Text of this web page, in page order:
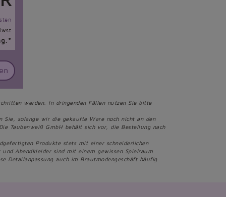
werden. In dringenden Fällen nutzen Sie bitte
solange wir die gekaufte Ware noch nicht an den
Taubenweiß GmbH behält sich vor, die Bestellung nach
Produkte stets mit einer schneiderlichen
Abendkleider sind mit einem gewissen Spielraum
Detailanpassung auch im Brautmodengeschäft häufig